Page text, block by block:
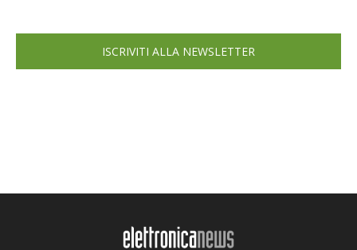
ISCRIVITI ALLA NEWSLETTER